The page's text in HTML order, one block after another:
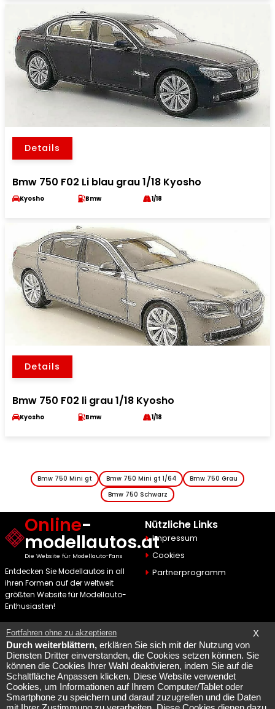
Details
Bmw 750 F02 Li blau grau 1/18 Kyosho
Kyosho Bmw 1/18
Details
Bmw 750 F02 li grau 1/18 Kyosho
Kyosho Bmw 1/18
Bmw 750 Mini gt Bmw 750 Mini gt 1/64
Bmw 750 Grau
Bmw 750 Schwarz
Online-
modellautos.at
Die Website für Modellauto-Fans
Entdecken Sie Modellautos in all
ihren Formen auf der weltweit
größten Website für Modellauto-
Enthusiasten!
Nützliche Links
Impressum
Cookies
Partnerprogramm
Contact & Info
Maquette Mobylette
SEO parLaurent Bousquet
Seite konsultiert 2026 08 09
X
Fortfahren ohne zu akzeptieren
Durch weiterblättern, erklären Sie sich mit der Nutzung von
Diensten Dritter einverstanden, die Cookies setzen können. Sie
können die Cookies Ihrer Wahl deaktivieren, indem Sie auf die
Schaltfläche Anpassen klicken. Diese Website verwendet
Cookies, um Informationen auf Ihrem Computer/Tablet oder
Smartphone zu speichern und darauf zuzugreifen und die Daten